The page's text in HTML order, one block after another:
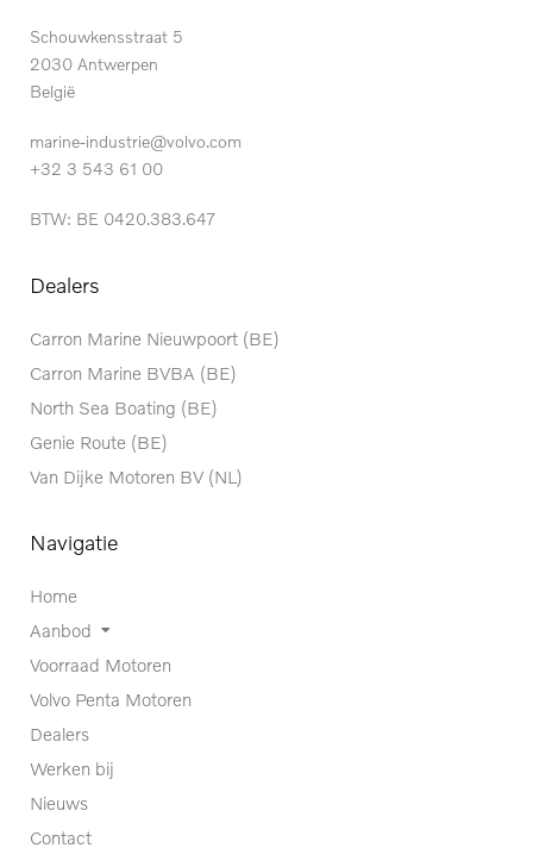
Schouwkensstraat 5
2030 Antwerpen
België
marine-industrie@volvo.com
+32 3 543 61 00
BTW: BE 0420.383.647
Dealers
Carron Marine Nieuwpoort (BE)
Carron Marine BVBA (BE)
North Sea Boating (BE)
Genie Route (BE)
Van Dijke Motoren BV (NL)
Navigatie
Home
Aanbod
Voorraad Motoren
Volvo Penta Motoren
Dealers
Werken bij
Nieuws
Contact